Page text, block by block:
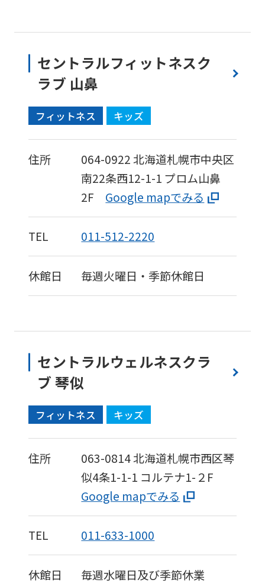
セントラルフィットネスク
ラブ 山鼻
フィットネス キッズ
住所 064-0922北海道札幌市中央区
南22条西12-1-1 プロム山鼻
2F
Google mapでみる
TEL 011-512-2220
休館日 毎週火曜日・季節休館日
セントラルウェルネスクラ
ブ 琴似
フィットネス キッズ
住所 063-0814北海道札幌市西区琴
似4条1-1-1 コルテナ1-２F
Google mapでみる
TEL 011-633-1000
休館日 毎週水曜日及び季節休業